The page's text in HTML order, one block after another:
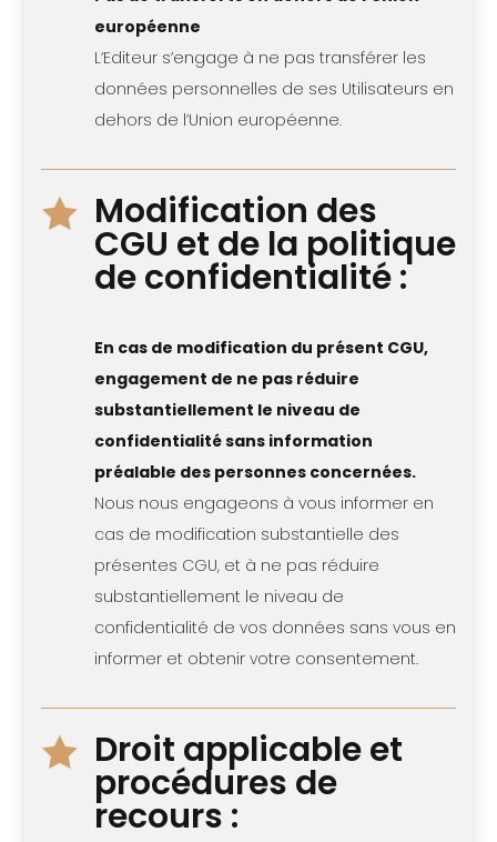
européenne
L’Editeur s’engage à ne pas transférer les
données personnelles de ses Utilisateurs en
dehors de l’Union européenne.
 Modification des
CGU et de la politique
de confidentialité :
En cas de modification du présent CGU,
engagement de ne pas réduire
substantiellement le niveau de
confidentialité sans information
préalable des personnes concernées.
Nous nous engageons à vous informer en
cas de modification substantielle des
présentes CGU, et à ne pas réduire
substantiellement le niveau de
confidentialité de vos données sans vous en
informer et obtenir votre consentement.
 Droit applicable et
procédures de
recours :